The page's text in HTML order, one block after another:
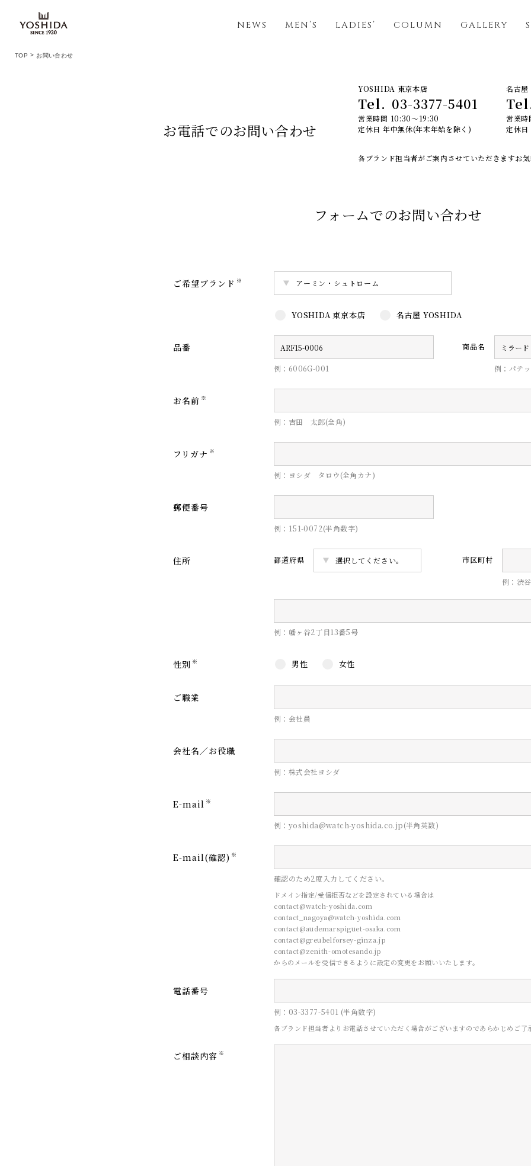
NEWS MEN’S LADIES’ COLUMN GALLERY
TOP お問い合わせ
CONTACT
お問い合わせ
お電話でのお問い合わせ
YOSHIDA 東京本店
Tel. 03-3377-5401
営業時間 10:30～19:30
定休日 年中無休(年末年始を除く)
名古
営業
定休日
各ブランド担当者がご案内させていただきますお
フォームでのお問い合わせ
ご希望ブランド ※
YOSHIDA 東京本店 名古屋 YOSHIDA
品番
例：6006G-001
商品名
例：パテ
お名前 ※
例：吉田 太郎(全角)
フリガナ ※
例：ヨシダ タロウ(全角カナ)
郵便番号
例：151-0072(半角数字)
住所 都道府県 市区町村
例：渋
例：幡ヶ谷2丁目13番5号
性別 ※ 男性 女性
ご職業
例：会社員
会社名／お役職
例：株式会社ヨシダ
E-mail ※
例：yoshida@watch-yoshida.co.jp(半角英数)
E-mail(確認) ※
確認のため2度入力してください。
ドメイン指定/受信拒否などを設定されている場合は
contact@watch-yoshida.com
contact_nagoya@watch-yoshida.com
contact@audemarspiguet-osaka.com
contact@greubelforsey-ginza.jp
contact@zenith-omotesando.jp
からのメールを受信できるように設定の変更をお願いいたします。
電話番号
例：03-3377-5401 (半角数字)
各ブランド担当者よりお電話させていただく場合がございますのであらかじめご了
ご相談内容 ※